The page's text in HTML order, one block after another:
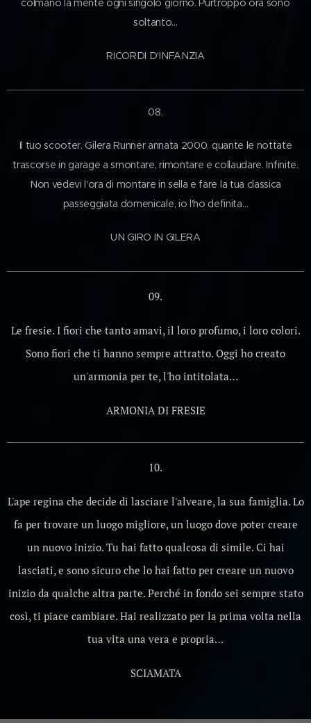
colmano la mente ogni singolo giorno. Purtroppo ora sono
soltanto…
RICORDI D'INFANZIA
08.
Il tuo scooter. Gilera Runner annata 2000, quante le nottate
trascorse in garage a smontare, rimontare e collaudare. Infinite.
Non vedevi l'ora di montare in sella e fare la tua classica
passeggiata domenicale, io l'ho definita…
UN GIRO IN GILERA
09.
Le fresie. I fiori che tanto amavi, il loro profumo, i loro colori.
Sono fiori che ti hanno sempre attratto. Oggi ho creato
un'armonia per te, l'ho intitolata…
ARMONIA DI FRESIE
10.
L'ape regina che decide di lasciare l'alveare, la sua famiglia. Lo
fa per trovare un luogo migliore, un luogo dove poter creare
un nuovo inizio. Tu hai fatto qualcosa di simile. Ci hai
lasciati, e sono sicuro che lo hai fatto per creare un nuovo
inizio da qualche altra parte. Perché in fondo sei sempre stato
così, ti piace cambiare. Hai realizzato per la prima volta nella
tua vita una vera e propria…
SCIAMATA